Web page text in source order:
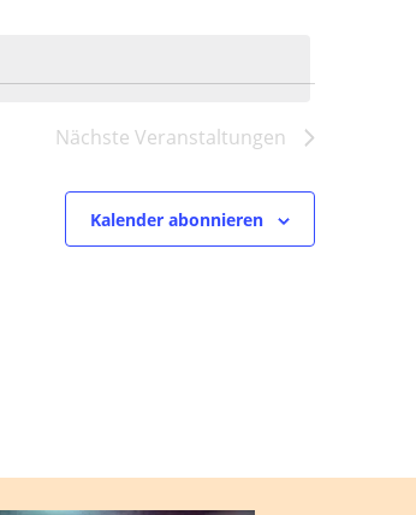
Nächste Veranstaltungen
Kalender abonnieren